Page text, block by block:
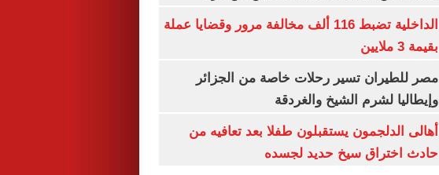
الداخلية تضبط 116 ألف مخالفة مرور وقضايا عملة
بقيمة 3 ملايين
مصر للطيران تسير رحلات خاصة من الجزائر
وإيطاليا لشرم الشيخ والغردقة
أهالى الدلجمون يستقبلون طفلا بعد تعافيه من
حادث اختراق سيخ حديد لجسده